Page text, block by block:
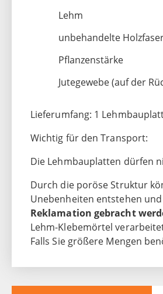
Lehm
unbehandelte
Pflanzenstärke
Jutegewebe (auf der
Lieferumfang: 1
Wichtig für den Transport:
Die Lehmbauplatten dürfen
Durch die poröse Struktur
Unebenheiten entstehen
Reklamation gebracht
Lehm-Klebemörtel
Falls Sie größere Mengen